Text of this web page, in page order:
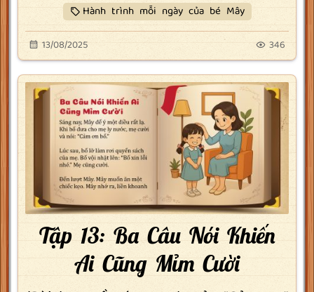
Hành trình mỗi ngày của bé Mây
13/08/2025 346
Tập 13: Ba Câu Nói Khiến
Ai Cũng Mỉm Cười